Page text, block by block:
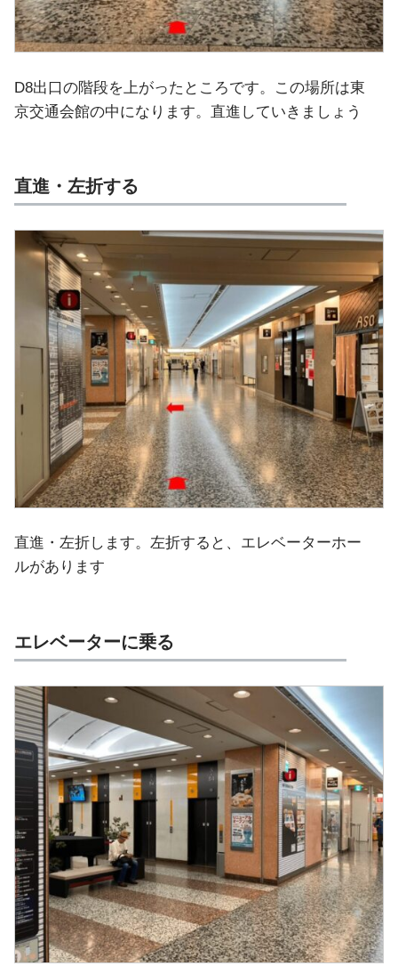
D8出口の階段を上がったところです。この場所は東
京交通会館の中になります。直進していきましょう
直進・左折する
直進・左折します。左折すると、エレベーターホー
ルがあります
エレベーターに乗る